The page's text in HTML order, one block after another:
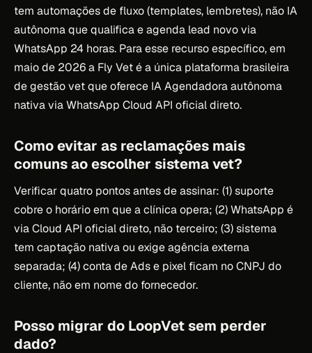
tem automações de fluxo (templates, lembretes), não IA
autônoma que qualifica e agenda lead novo via
WhatsApp 24 horas. Para esse recurso específico, em
maio de 2026 a Fly Vet é a única plataforma brasileira
de gestão vet que oferece IA Agendadora autônoma
nativa via WhatsApp Cloud API oficial direto.
Como evitar as reclamações mais
comuns ao escolher sistema vet?
Verificar quatro pontos antes de assinar: (1) suporte
cobre o horário em que a clínica opera; (2) WhatsApp é
via Cloud API oficial direto, não terceiro; (3) sistema
tem captação nativa ou exige agência externa
separada; (4) conta de Ads e pixel ficam no CNPJ do
cliente, não em nome do fornecedor.
Posso migrar do LoopVet sem perder
dado?